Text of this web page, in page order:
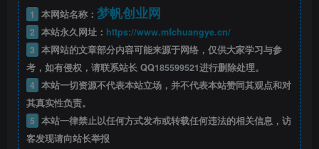
1 本网站名称： 梦帆创业网
2 本站永久网址： https://www.mfchuangye.cn/
3 本网站的文章部分内容可能来源于网络，仅供大家学习与参
考，如有侵权，请联系站长 QQ185599521进行删除处理。
4 本站一切资源不代表本站立场，并不代表本站赞同其观点和对
其真实性负责。
5 本站一律禁止以任何方式发布或转载任何违法的相关信息，访
客发现请向站长举报